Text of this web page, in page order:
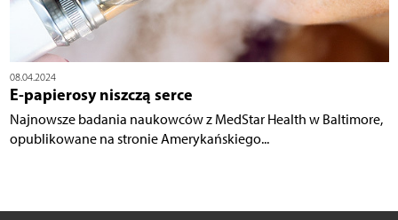
08.04.2024
E-papierosy niszczą serce
Najnowsze badania naukowców z MedStar Health w Baltimore,
opublikowane na stronie Amerykańskiego...